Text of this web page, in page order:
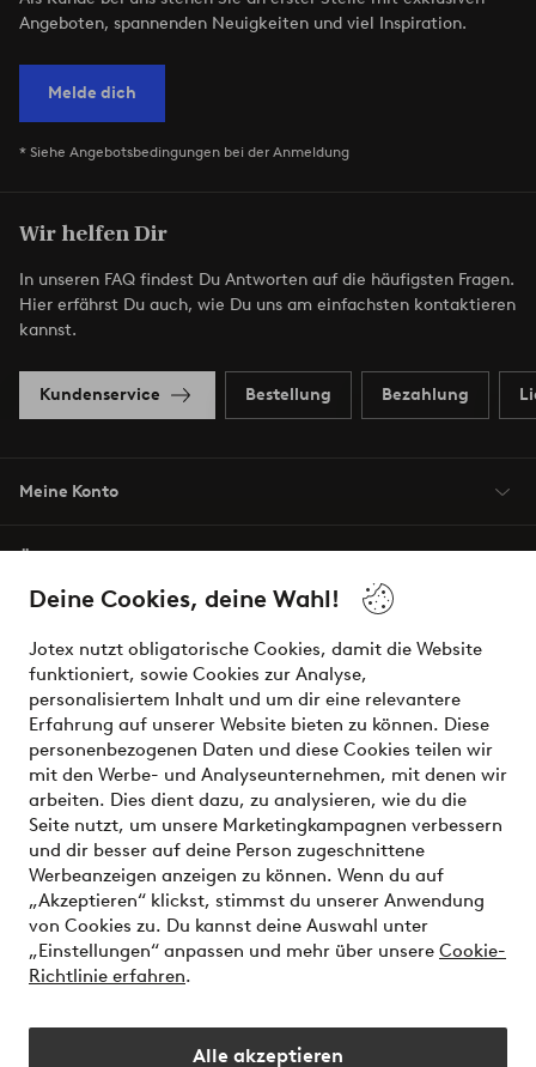
Deine Cookies, deine Wahl!
Jotex nutzt obligatorische Cookies, damit die Website
funktioniert, sowie Cookies zur Analyse,
personalisiertem Inhalt und um dir eine relevantere
Erfahrung auf unserer Website bieten zu können. Diese
personenbezogenen Daten und diese Cookies teilen wir
mit den Werbe- und Analyseunternehmen, mit denen wir
arbeiten. Dies dient dazu, zu analysieren, wie du die
Seite nutzt, um unsere Marketingkampagnen verbessern
und dir besser auf deine Person zugeschnittene
Werbeanzeigen anzeigen zu können. Wenn du auf
„Akzeptieren“ klickst, stimmst du unserer Anwendung
von Cookies zu. Du kannst deine Auswahl unter
„Einstellungen“ anpassen und mehr über unsere Cookie-
Richtlinie erfahren.
Alle akzeptieren
Angeboten, spannenden Neuigkeiten und viel Inspiration.
Melde dich
* Siehe Angebotsbedingungen bei der Anmeldung
Wir helfen Dir
In unseren FAQ findest Du Antworten auf die häufigsten Fragen.
Hier erfährst Du auch, wie Du uns am einfachsten kontaktieren
kannst.
Kundenservice Bestellung Bezahlung
Meine Konto
Bedingungen
Sichere Zahlungen - Jetzt bezahlen oder aufteilen
Möchtest du mehr über unsere
Zahlungsmöglichkeitenerfahren?